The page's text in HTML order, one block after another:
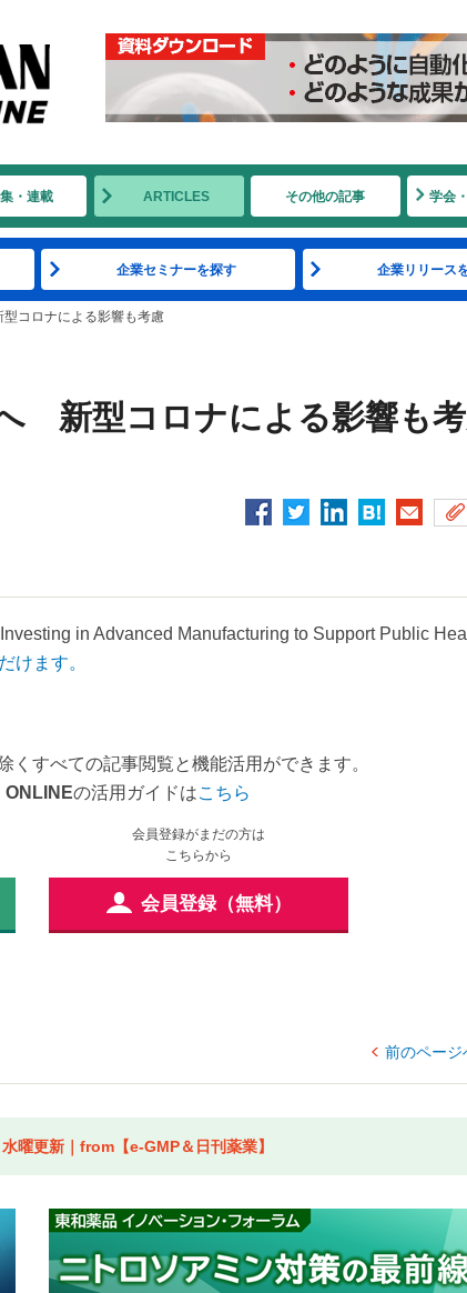
・連載 ARTICLES その他の記事 学会
企業セミナーを探す 企業リリース
コロナによる影響も考慮
新型コロナによる影響も
in Advanced Manufacturing to Support Public
けます。
すべての記事閲覧と機能活用ができます。
ONLINEの活用ガイドはこちら
会員登録がまだの方は
こちらから
会員登録（無料）
前のページ
曜更新｜from【e-GMP＆日刊薬業】